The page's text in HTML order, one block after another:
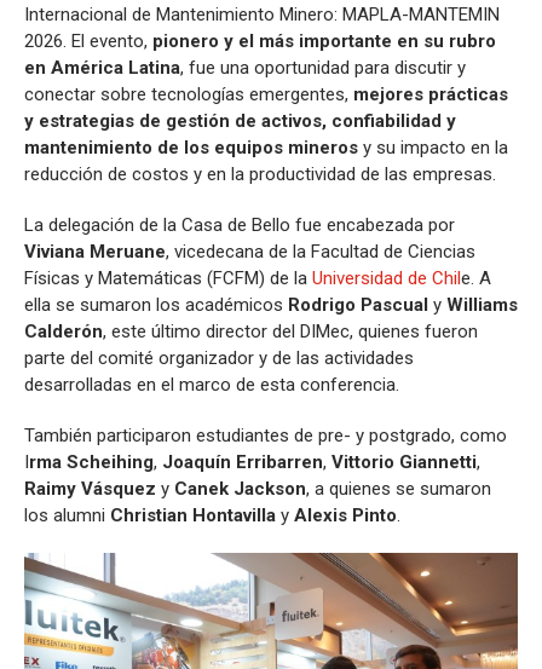
Internacional de Mantenimiento Minero: MAPLA-MANTEMIN
2026. El evento, pionero y el más importante en su rubro
en América Latina, fue una oportunidad para discutir y
conectar sobre tecnologías emergentes, mejores prácticas
y estrategias de gestión de activos, confiabilidad y
mantenimiento de los equipos mineros y su impacto en la
reducción de costos y en la productividad de las empresas.
La delegación de la Casa de Bello fue encabezada por
Viviana Meruane, vicedecana de la Facultad de Ciencias
Físicas y Matemáticas (FCFM) de la Universidad de Chile. A
ella se sumaron los académicos Rodrigo Pascual y Williams
Calderón, este último director del DIMec, quienes fueron
parte del comité organizador y de las actividades
desarrolladas en el marco de esta conferencia.
También participaron estudiantes de pre- y postgrado, como
Irma Scheihing, Joaquín Erribarren, Vittorio Giannetti,
Raimy Vásquez y Canek Jackson, a quienes se sumaron
los alumni Christian Hontavilla y Alexis Pinto.